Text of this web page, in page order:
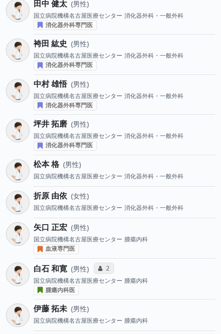
田中 健太 男性
国立病院機構名古屋医療センター 消化器外科・一般外科
消化器外科専門医
袴田 紘史 男性
国立病院機構名古屋医療センター 消化器外科・一般外科
消化器外科専門医
中村 雄悟 男性
国立病院機構名古屋医療センター 消化器外科・一般外科
消化器外科専門医
坪井 拓磨 男性
国立病院機構名古屋医療センター 消化器外科・一般外科
消化器外科専門医
松本 格 男性
国立病院機構名古屋医療センター 消化器外科・一般外科
折原 由依 女性
国立病院機構名古屋医療センター 消化器外科・一般外科
矢口 正宏 男性
国立病院機構名古屋医療センター 腫瘍内科
血液専門医
白石 和寛 男性 コミュニケーション・タイプ投票数
2
国立病院機構名古屋医療センター 腫瘍内科
腫瘍内科医
伊藤 拓未 男性
国立病院機構名古屋医療センター 腫瘍内科